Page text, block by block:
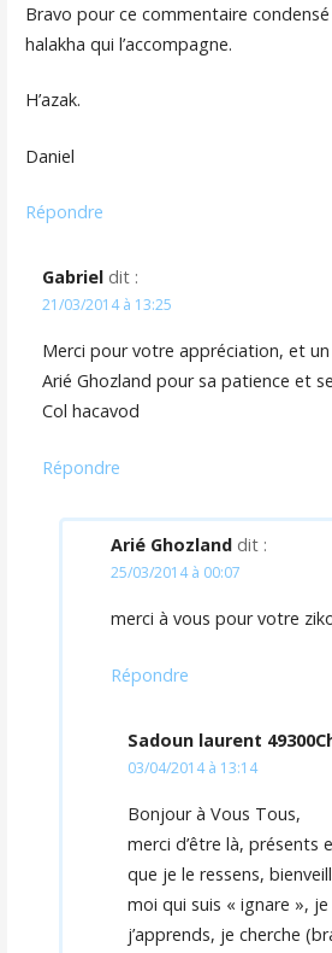
Bravo pour ce commentaire
halakha qui l’accompagne.
H’azak.
Daniel
Répondre
Gabriel dit :
21/03/2014 à 13:25
Merci pour votre appréciation, et
Arié Ghozland pour sa patience et
Col hacavod
Répondre
Arié Ghozland dit :
25/03/2014 à 00:07
merci à vous pour votre
Répondre
Sadoun laurent
03/04/2014 à 13:14
Bonjour à Vous Tous,
merci d’être là, présents
que je le ressens,
moi qui suis « ignare », je
j’apprends, je cherche